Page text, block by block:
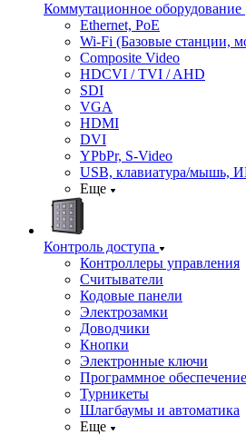
Коммутационное оборудование
Ethernet, PoE
Wi-Fi (Базовые станции,
Composite Video
HDCVI / TVI / AHD
SDI
VGA
HDMI
DVI
YPbPr, S-Video
USB, клавиатура/мышь,
Еще
Контроль доступа
Контроллеры управления
Считыватели
Кодовые панели
Электрозамки
Доводчики
Кнопки
Электронные ключи
Программное обеспечение
Турникеты
Шлагбаумы и автоматика
Еще